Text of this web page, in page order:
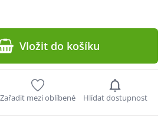
Vložit do košíku
Zařadit mezi oblíbené Hlídat dostupnost